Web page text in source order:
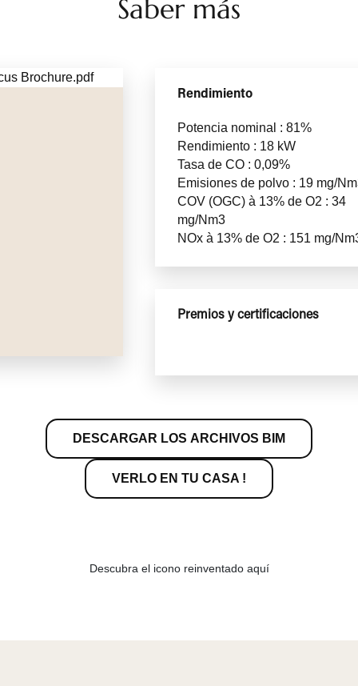
Saber más
Rendimiento
Potencia nominal : 81%
Rendimiento : 18 kW
Tasa de CO : 0,09%
Emisiones de polvo : 19 mg/
COV (OGC) à 13% de O2 : 34
mg/Nm3
NOx à 13% de O2 : 151 mg/
Premios y certificaciones
DESCARGAR LOS ARCHIVOS BIM
VERLO EN TU CASA !
Descubra el icono reinventado aquí